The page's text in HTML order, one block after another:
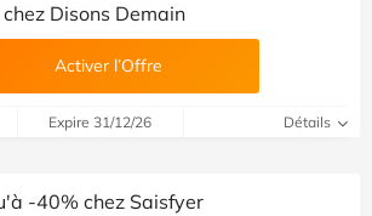
Disons Demain
Activer l’Offre
Expire 31/12/26 Détails
-40% chez Saisfyer